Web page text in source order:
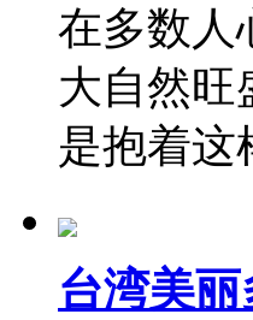
在多数人
大自然旺
是抱着
台湾美